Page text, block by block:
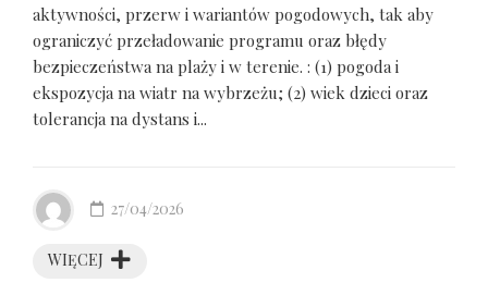
aktywności, przerw i wariantów pogodowych, tak aby
ograniczyć przeładowanie programu oraz błędy
bezpieczeństwa na plaży i w terenie. : (1) pogoda i
ekspozycja na wiatr na wybrzeżu; (2) wiek dzieci oraz
tolerancja na dystans i...
WIĘCEJ
27/04/2026